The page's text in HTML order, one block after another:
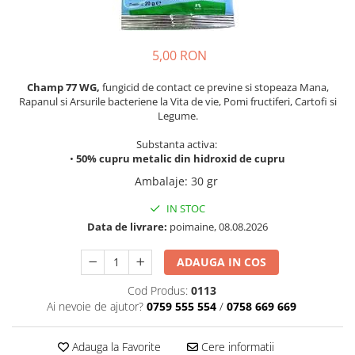
Solutii microbiene pentru radacini
Solutii microbiene pentru frunze
Amendamente de sol
Pachete tehnologice
Capcana cu feromoni Tuta Absoluta
Capcane
Seminte de pepeni galbeni
Portaltoi
Seminte de salata
Seminte de porumb zaharat
Fasole urcătoare
Ata de legat si palisat
Generator cu aer cald
Masini de gaurit si insurubat
Sudura si lipire
Echipamente de curatare
Pistoale de lipit cu silicon
Arzatoare electrice
Unelte de mana
Tubulare si accesorii
5,00 RON
Champ 77 WG, fungicid de contact ce previne si stopeaza Mana,
Rapanul si Arsurile bacteriene la Vita de vie, Pomi fructiferi, Cartofi si
Legume.
Substanta activa:
• 50% cupru metalic din hidroxid de cupru
Ambalaje: 30 gr
IN STOC
Data de livrare: poimaine, 08.08.2026
ADAUGA IN COS
Cod Produs: 0113
Ai nevoie de ajutor? 0759 555 554 / 0758 669 669
Adauga la Favorite Cere informatii